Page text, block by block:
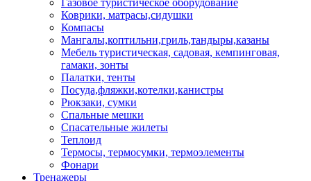
Коврики, матрасы,сидушки
Компасы
Мангалы,коптильни,гриль,тандыры,казаны
Мебель туристическая, садовая, кемпинговая,
гамаки, зонты
Палатки, тенты
Посуда,фляжки,котелки,канистры
Рюкзаки, сумки
Спальные мешки
Спасательные жилеты
Теплоид
Термосы, термосумки, термоэлементы
Фонари
Тренажеры